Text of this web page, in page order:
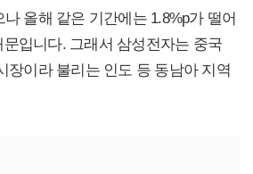
올해 같은 기간에는 1.8%p가 떨어
문입니다. 그래서 삼성전자는 중국
장이라 불리는 인도 등 동남아 지역